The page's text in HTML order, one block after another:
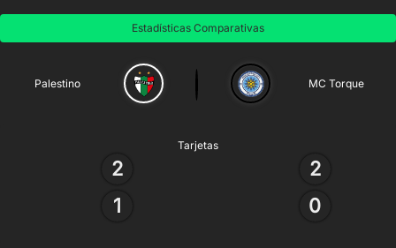
Estadísticas Comparativas
Palestino MC Torque
Tarjetas
2
1
2
0